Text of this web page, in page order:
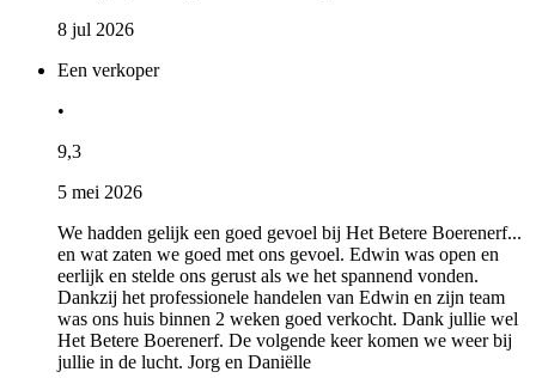
8 jul 2026
Een verkoper
•
9,3
5 mei 2026
We hadden gelijk een goed gevoel bij Het Betere Boerenerf...
en wat zaten we goed met ons gevoel. Edwin was open en
eerlijk en stelde ons gerust als we het spannend vonden.
Dankzij het professionele handelen van Edwin en zijn team
was ons huis binnen 2 weken goed verkocht. Dank jullie wel
Het Betere Boerenerf. De volgende keer komen we weer bij
jullie in de lucht. Jorg en Daniëlle